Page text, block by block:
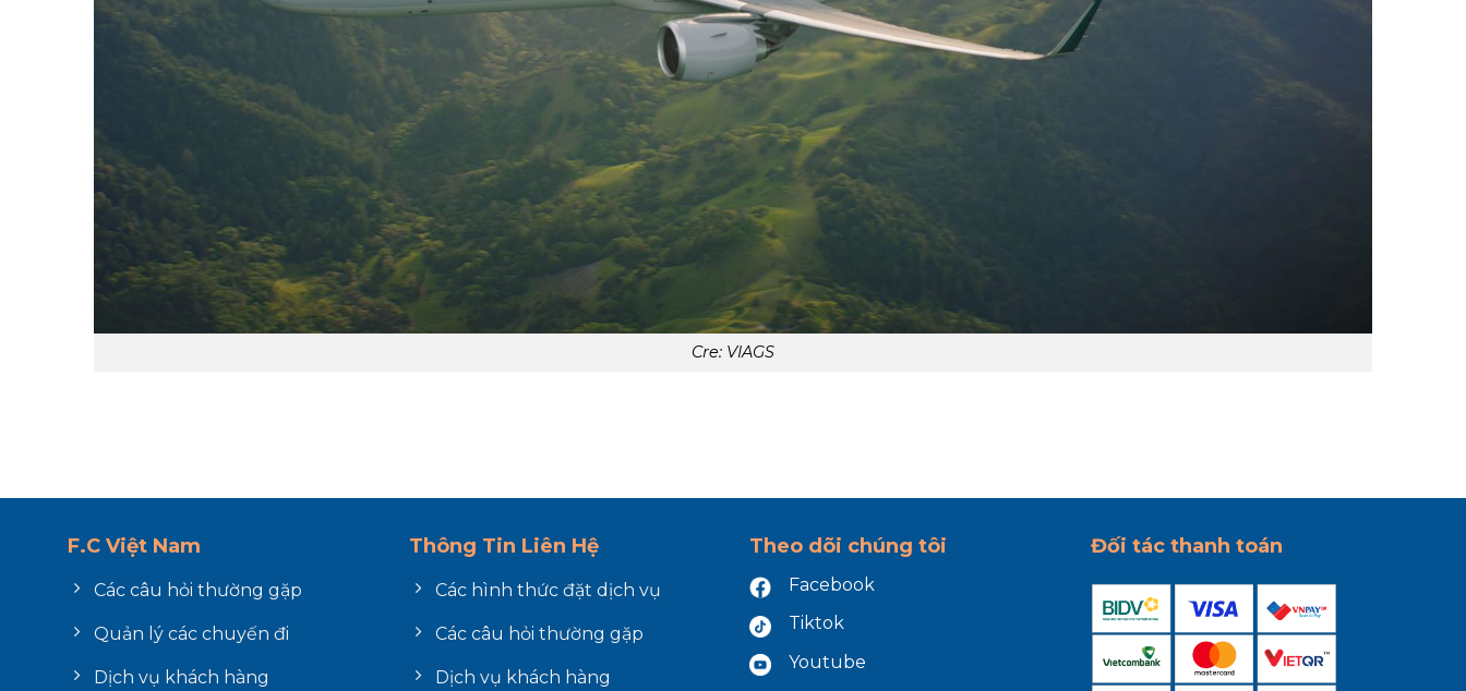
Cre: VIAGS
F.C Việt Nam
Các câu hỏi thường gặp
Quản lý các chuyến đi
Dịch vụ khách hàng
Thông Tin Liên Hệ
Các hình thức đặt dịch vụ
Các câu hỏi thường gặp
Dịch vụ khách hàng
Theo dõi chúng tôi
Facebook
Tiktok
Youtube
Đối tác thanh toán